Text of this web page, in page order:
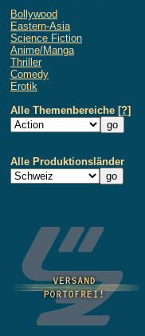
Bollywood
Eastern-Asia
Science Fiction
Anime/Manga
Thriller
Comedy
Erotik
Alle Themenbereiche [?]
Alle Produktionsländer